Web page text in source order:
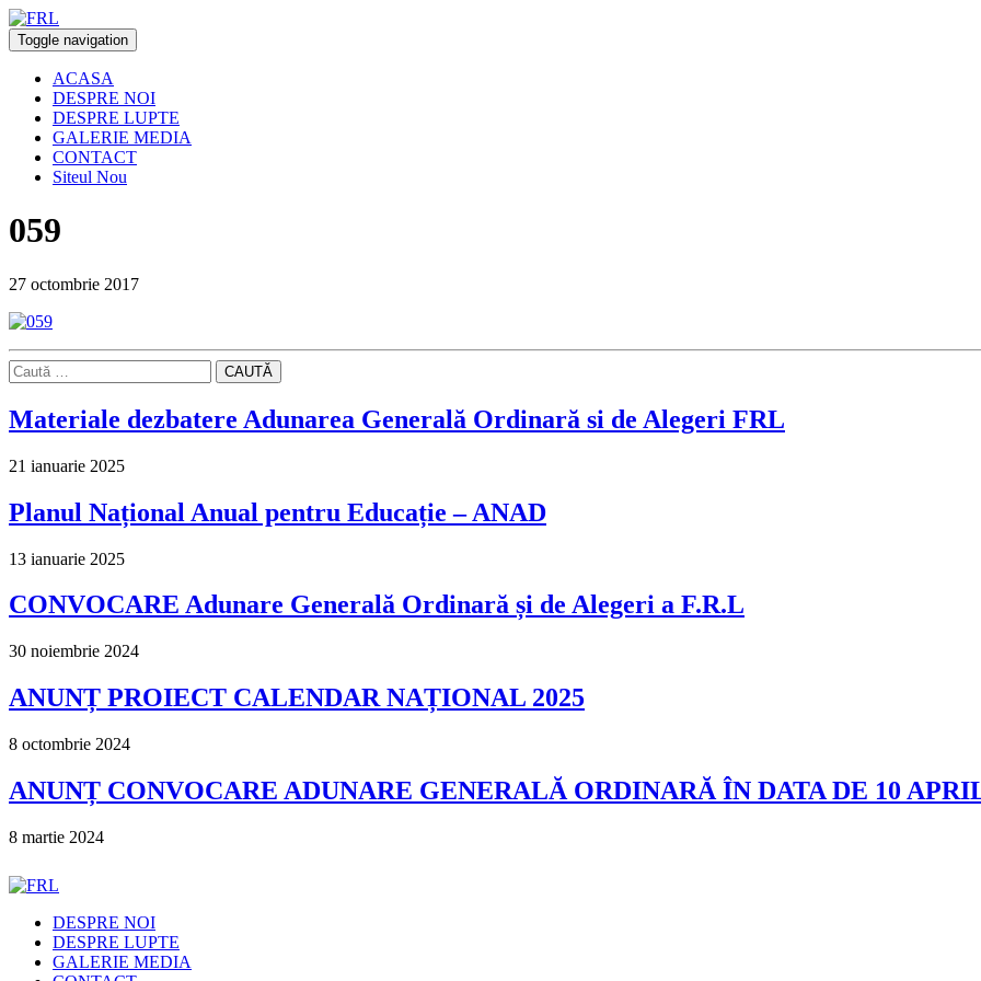
Toggle navigation
ACASA
DESPRE NOI
DESPRE LUPTE
GALERIE MEDIA
CONTACT
Siteul Nou
059
27 octombrie 2017
CAUTĂ
Materiale dezbatere Adunarea Generală Ordinară si de Alegeri FRL
21 ianuarie 2025
Planul Național Anual pentru Educație – ANAD
13 ianuarie 2025
CONVOCARE Adunare Generală Ordinară și de Alegeri a F.R.L
30 noiembrie 2024
ANUNȚ PROIECT CALENDAR NAȚIONAL 2025
8 octombrie 2024
ANUNȚ CONVOCARE ADUNARE GENERALĂ ORDINARĂ ÎN DATA DE 10
8 martie 2024
DESPRE NOI
DESPRE LUPTE
GALERIE MEDIA